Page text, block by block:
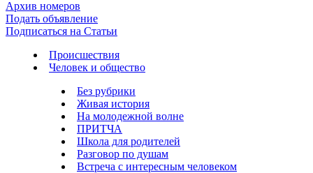
Архив номеров
Подать объявление
Подписаться на Статьи
Происшествия
Человек и общество
Без рубрики
Живая история
На молодежной волне
ПРИТЧА
Школа для родителей
Разговор по душам
Встреча с интересным человеком